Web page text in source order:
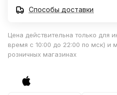
Способы доставки
Цена действительна только для
время с 10:00 до 22:00 по мск) и
розничных магазинах